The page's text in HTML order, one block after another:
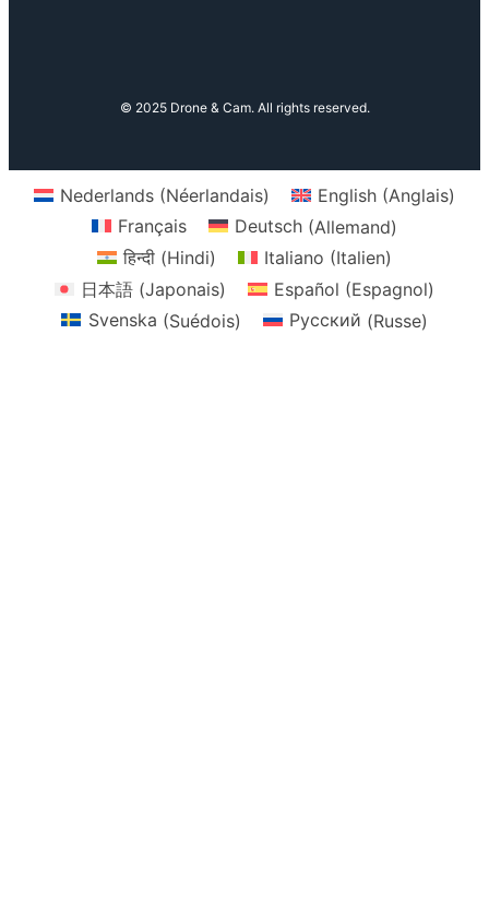
© 2025 Drone & Cam. All rights reserved.
Nederlands (Néerlandais) English (Anglais)
Français
Deutsch (Allemand)
हिन्दी (Hindi) Italiano (Italien)
日本語 (Japonais) Español (Espagnol)
Svenska (Suédois) Русский (Russe)